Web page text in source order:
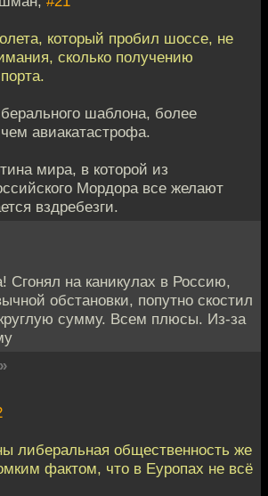
который пробил шоссе, не
сколько получению
шаблона, более
авиакатастрофа.
мира, в которой из
Мордора все желают
вздребезги.
на каникулах в Россию,
обстановки, попутно скостил
сумму. Всем плюсы. Из-за
»
либеральная общественность же
фактом, что в Еуропах не всё